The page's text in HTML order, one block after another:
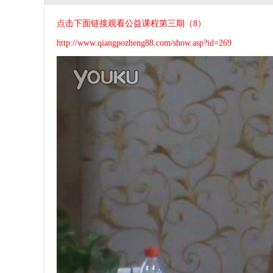
点击下面链接观看公益课程第三期（8）
http://www.qiangpozheng88.com/show.asp?id=269